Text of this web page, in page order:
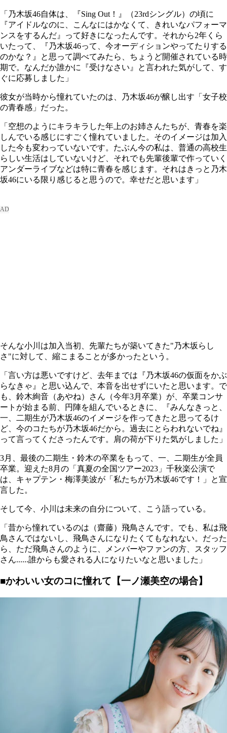
「乃木坂46自体は、『Sing Out！』（23rdシングル）の頃に
『アイドルなのに、こんなにはかなくて、きれいなパフォーマ
ンスをするんだ』って好きになったんです。それから2年くら
いたって、『乃木坂46って、今オーディションやってたりする
のかな？』と思って調べてみたら、ちょうど開催されている時
期で。なんだか誰かに『受けなさい』と言われた気がして、す
ぐに応募しました」
彼女が当時から憧れていたのは、乃木坂46が醸し出す「女子校
の青春感」だった。
「空想のようにキラキラした年上のお姉さんたちが、青春を楽
しんでいる感じにすごく憧れていました。そのイメージは加入
した今も変わっていないです。たぶん今の私は、普通の高校生
らしい生活はしていないけど、それでも先輩後輩で作っていく
アンダーライブなどは特に青春を感じます。それはきっと乃木
坂46にいる限り感じると思うので。幸せだと思います」
そんな小川は加入当初、先輩たちが築いてきた"乃木坂らし
さ"に対して、縮こまることが多かったという。
「言い方は悪いですけど、去年までは『乃木坂46の仮面をかぶ
らなきゃ』と思い込んで、本音を出せずにいたと思います。で
も、鈴木絢音（あやね）さん（今年3月卒業）が、卒業コンサ
ートが始まる前、円陣を組んでいるときに、『みんなきっと、
一、二期生が乃木坂46のイメージを作ってきたと思ってるけ
ど、今のコたちが乃木坂46だから。過去にとらわれないでね』
って言ってくださったんです。肩の荷が下りた気がしました」
3月、最後の二期生・鈴木の卒業をもって、一、二期生が全員
卒業。迎えた8月の「真夏の全国ツアー2023」千秋楽公演で
は、キャプテン・梅澤美波が「私たちが乃木坂46です！」と宣
言した。
そして今、小川は未来の自分について、こう語っている。
「昔から憧れているのは（齋藤）飛鳥さんです。でも、私は飛
鳥さんではないし、飛鳥さんになりたくてもなれない。だった
ら、ただ飛鳥さんのように、メンバーやファンの方、スタッフ
さん......誰からも愛される人になりたいなと思いました」
■かわいい女のコに憧れて【一ノ瀬美空の場合】